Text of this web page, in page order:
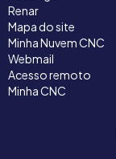
Renar
Mapa do site
Minha Nuvem CNC
Webmail
Acesso remoto
Minha CNC